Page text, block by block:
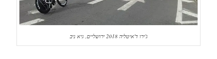
ג'ירו ד'איטליה 2018 ירושליים, גיא ניב